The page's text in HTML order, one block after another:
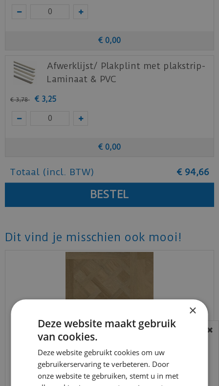
€ 0,00
Afwerklijst/ Plakplint met plakstrip-
Laminaat & PVC
€ 3,78 € 3,25
€ 0,00
Totaal (incl. BTW) € 94,66
Dit vind je misschien ook mooi!
vtwonen - Royal Sun Kissed (Plak PVC)
BEREIKBAARHEID
In verband met de vakantie periode zijn wij
t/m 14 augustus telefonisch helaas niet
bereikbaar.
×
Deze website maakt gebruik
van cookies.
Deze website gebruikt cookies om uw
gebruikerservaring te verbeteren. Door
onze website te gebruiken, stemt u in met